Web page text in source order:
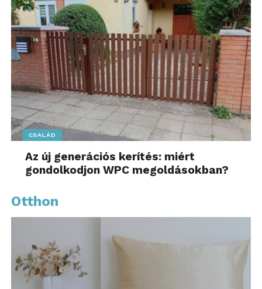
CSALÁD
Az új generációs kerítés: miért
gondolkodjon WPC megoldásokban?
Otthon